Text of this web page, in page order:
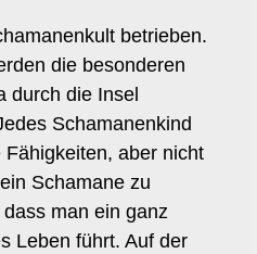
betrieben.
die besonderen
durch die Insel
Schamanenkind
aber nicht
Schamane zu
man ein ganz
Leben führt. Auf der